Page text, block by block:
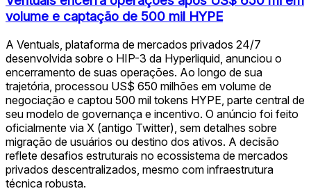
volume e captação de 500 mil HYPE
A Ventuals, plataforma de mercados privados 24/7
desenvolvida sobre o HIP-3 da Hyperliquid, anunciou o
encerramento de suas operações. Ao longo de sua
trajetória, processou US$ 650 milhões em volume de
negociação e captou 500 mil tokens HYPE, parte central de
seu modelo de governança e incentivo. O anúncio foi feito
oficialmente via X (antigo Twitter), sem detalhes sobre
migração de usuários ou destino dos ativos. A decisão
reflete desafios estruturais no ecossistema de mercados
privados descentralizados, mesmo com infraestrutura
técnica robusta.